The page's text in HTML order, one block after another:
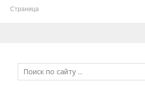
Страница